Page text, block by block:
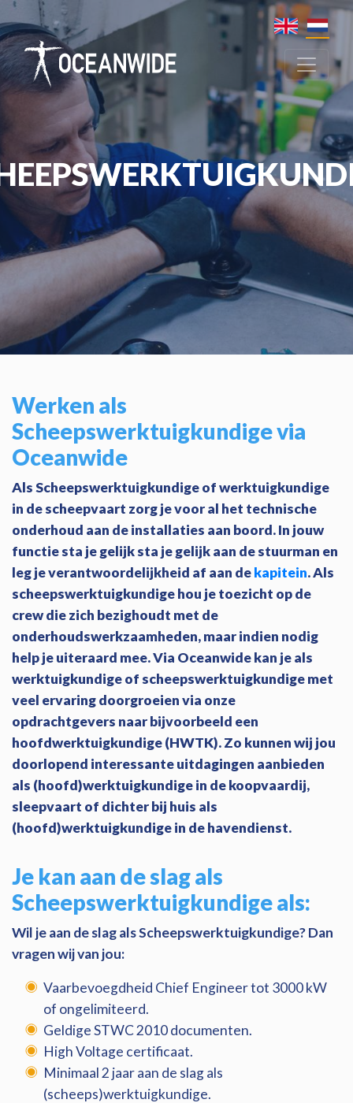
Werken als
Scheepswerktuigkundige via
Oceanwide
Als Scheepswerktuigkundige of werktuigkundige
in de scheepvaart zorg je voor al het technische
onderhoud aan de installaties aan boord. In jouw
functie sta je gelijk sta je gelijk aan de stuurman en
leg je verantwoordelijkheid af aan dekapitein. Als
scheepswerktuigkundige hou je toezicht op de
crew die zich bezighoudt met de
onderhoudswerkzaamheden, maar indien nodig
help je uiteraard mee. Via Oceanwide kan je als
werktuigkundige of scheepswerktuigkundige met
veel ervaring doorgroeien via onze
opdrachtgevers naar bijvoorbeeld een
hoofdwerktuigkundige (HWTK). Zo kunnen wij jou
doorlopend interessante uitdagingen aanbieden
als (hoofd)werktuigkundige in de koopvaardij,
sleepvaart of dichter bij huis als
(hoofd)werktuigkundige in de havendienst.
Je kan aan de slag als
Scheepswerktuigkundige als:
Wil je aan de slag als Scheepswerktuigkundige? Dan
vragen wij van jou:
Vaarbevoegdheid Chief Engineer tot 3000 kW
of ongelimiteerd.
Geldige STWC 2010 documenten.
High Voltage certificaat.
Minimaal 2 jaar aan de slag als
(scheeps)werktuigkundige.